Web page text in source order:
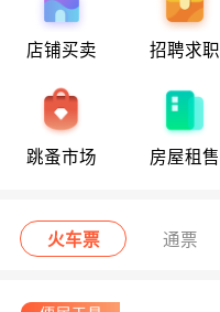
店铺买卖 招聘求职
跳蚤市场 房屋租售
火车票 通票